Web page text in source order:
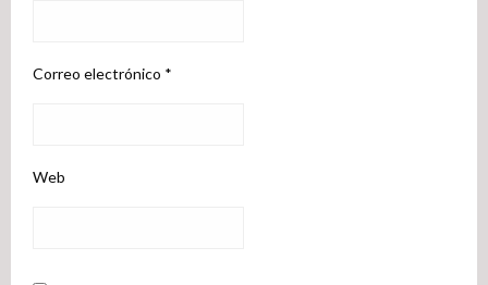
Correo electrónico *
Web